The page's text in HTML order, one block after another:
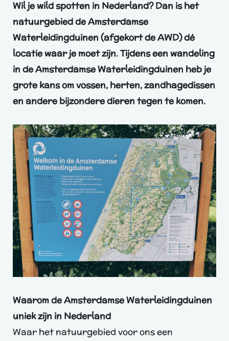
Wil je wild spotten in Nederland? Dan is het
natuurgebied de Amsterdamse
Waterleidingduinen (afgekort de AWD) dé
locatie waar je moet zijn. Tijdens een wandeling
in de Amsterdamse Waterleidingduinen heb je
grote kans om vossen, herten, zandhagedissen
en andere bijzondere dieren tegen te komen.
Waarom de Amsterdamse Waterleidingduinen
uniek zijn in Nederland
Waar het natuurgebied voor ons een